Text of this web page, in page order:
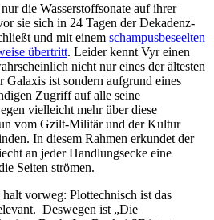
die Wasserstoffsonate auf ihrer
sie sich in 24 Tagen der Dekadenz-
und mit einem schampusbeseelten
übertritt. Leider kennt Vyr einen
nicht nur eines der ältesten
Galaxis ist sondern aufgrund eines
Zugriff auf alle seine
vielleicht mehr über diese
vom Gzilt-Militär und der Kultur
In diesem Rahmen erkundet der
an jeder Handlungsecke eine
Seiten strömen.
vorweg: Plottechnisch ist das
Deswegen ist „Die